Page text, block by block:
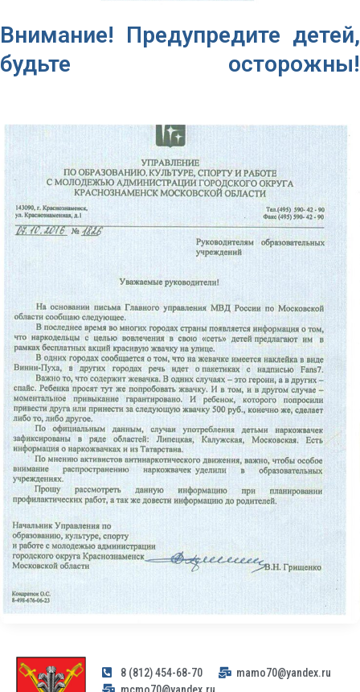
Внимание! Предупредите детей,
будьте осторожны!
8 (812) 454-68-70
mamo70@yandex.ru
mcmo70@yandex.ru